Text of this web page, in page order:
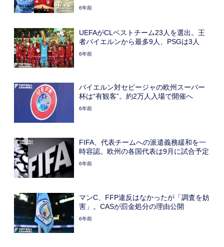
6年前
UEFAがCLベストチーム23人を選出。王
者バイエルンから最多9人、PSGは3人
6年前
バイエルン対セビージャの欧州スーパー
杯は“有観客”。約2万人入場で開催へ
6年前
FIFA、代表チームへの派遣義務緩和を一
時容認。欧州の各国代表は9月に試合予定
6年前
マンC、FFP違反はなかったが「調査を妨
害」。CASが罰金処分の理由公開
6年前